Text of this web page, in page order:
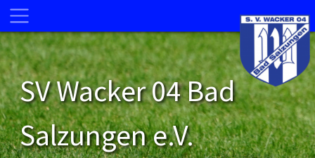
SV Wacker 04 Bad
Salzungen e.V.